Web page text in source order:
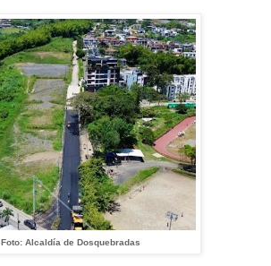
Foto: Alcaldía de Dosquebradas